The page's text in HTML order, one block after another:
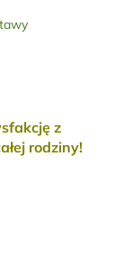
z
rodziny!